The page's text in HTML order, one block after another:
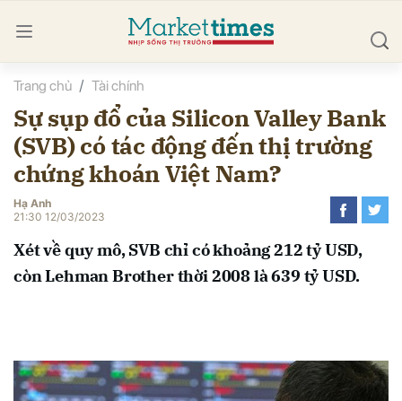
Trang chủ Tài chính
Sự sụp đổ của Silicon Valley Bank
(SVB) có tác động đến thị trường
chứng khoán Việt Nam?
Hạ Anh
21:30 12/03/2023
Xét về quy mô, SVB chỉ có khoảng 212 tỷ USD,
còn Lehman Brother thời 2008 là 639 tỷ USD.
luận
Hủy